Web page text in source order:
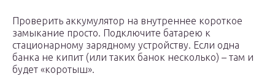
Проверить аккумулятор на внутреннее короткое
замыкание просто. Подключите батарею к
стационарному зарядному устройству. Если одна
банка не кипит (или таких банок несколько) – там и
будет «коротыш».